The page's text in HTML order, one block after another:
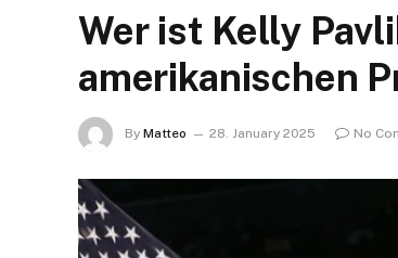
Wer ist Kelly
amerikanischen
By Matteo 28. January 2025 No